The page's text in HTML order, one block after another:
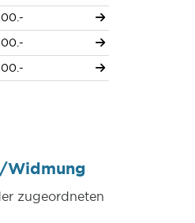
Widmung
zugeordneten